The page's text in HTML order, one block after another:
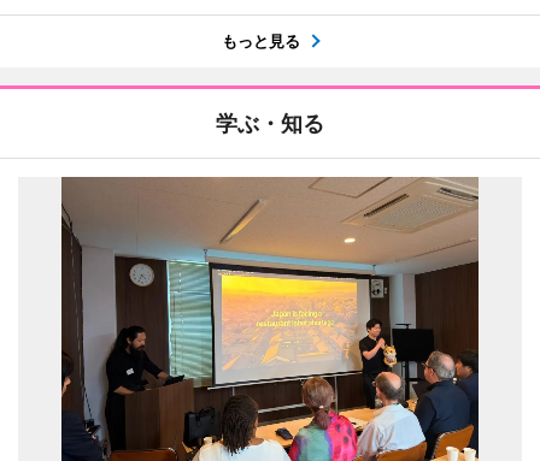
もっと見る
学ぶ・知る